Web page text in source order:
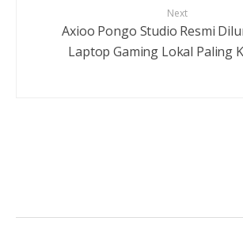
Next
Axioo Pongo Studio Resmi
Laptop Gaming Lokal Paling